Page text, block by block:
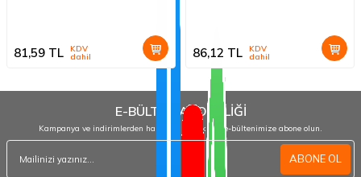
81,59 TL KDV
dahil 86,12 TL KDV
dahil
E-BÜLTEN ABONELİĞİ
Kampanya ve indirimlerden haberdar olmak için e-bültenimize abone olun.
ABONE OL